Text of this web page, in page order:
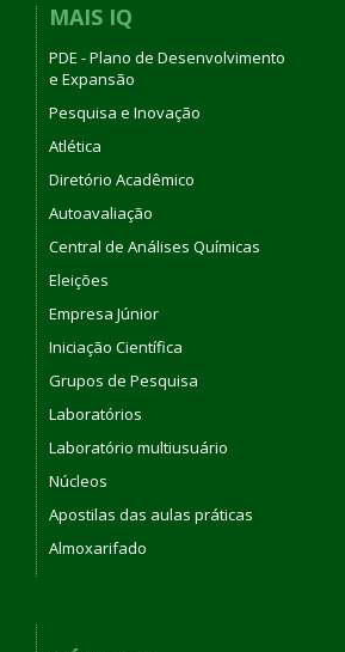
MAIS IQ
PDE - Plano de Desenvolvimento
e Expansão
Pesquisa e Inovação
Atlética
Diretório Acadêmico
Autoavaliação
Central de Análises Químicas
Eleições
Empresa Júnior
Iniciação Científica
Grupos de Pesquisa
Laboratórios
Laboratório multiusuário
Núcleos
Apostilas das aulas práticas
Almoxarifado